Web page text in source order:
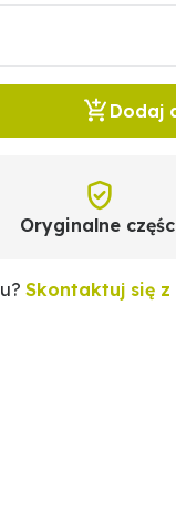
Dodaj
Oryginalne
Skontaktuj się